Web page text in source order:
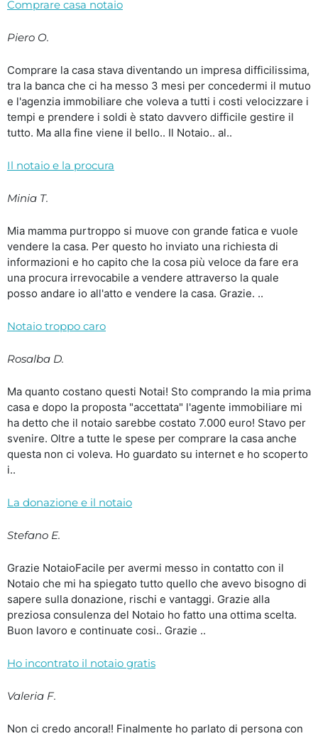
Comprare casa notaio
Piero O.
Comprare la casa stava diventando un impresa difficilissima,
tra la banca che ci ha messo 3 mesi per concedermi il mutuo
e l'agenzia immobiliare che voleva a tutti i costi velocizzare i
tempi e prendere i soldi è stato davvero difficile gestire il
tutto. Ma alla fine viene il bello.. Il Notaio.. al..
Il notaio e la procura
Minia T.
Mia mamma purtroppo si muove con grande fatica e vuole
vendere la casa. Per questo ho inviato una richiesta di
informazioni e ho capito che la cosa più veloce da fare era
una procura irrevocabile a vendere attraverso la quale
posso andare io all'atto e vendere la casa. Grazie. ..
Notaio troppo caro
Rosalba D.
Ma quanto costano questi Notai! Sto comprando la mia prima
casa e dopo la proposta "accettata" l'agente immobiliare mi
ha detto che il notaio sarebbe costato 7.000 euro! Stavo per
svenire. Oltre a tutte le spese per comprare la casa anche
questa non ci voleva. Ho guardato su internet e ho scoperto
i..
La donazione e il notaio
Stefano E.
Grazie NotaioFacile per avermi messo in contatto con il
Notaio che mi ha spiegato tutto quello che avevo bisogno di
sapere sulla donazione, rischi e vantaggi. Grazie alla
preziosa consulenza del Notaio ho fatto una ottima scelta.
Buon lavoro e continuate cosi.. Grazie ..
Ho incontrato il notaio gratis
Valeria F.
Non ci credo ancora!! Finalmente ho parlato di persona con